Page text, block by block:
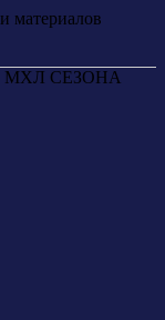
материалов
МХЛ СЕЗОНА